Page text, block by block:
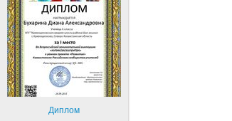
Диплом